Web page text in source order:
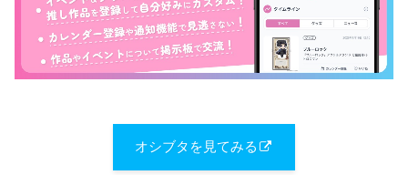
オシブタを見てみる